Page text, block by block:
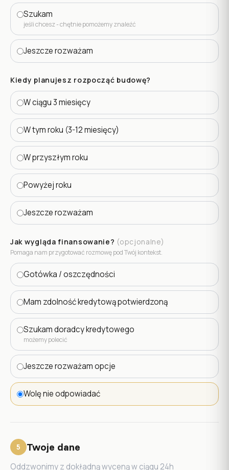
Szukam
jeśli chcesz - chętnie pomożemy znaleźć
Jeszcze rozważam
Kiedy planujesz rozpocząć budowę?
W ciągu 3 miesięcy
W tym roku (3-12 miesięcy)
W przyszłym roku
Powyżej roku
Jeszcze rozważam
Jak wygląda finansowanie? (opcjonalne)
Pomaga nam przygotować rozmowę pod Twój kontekst.
Gotówka / oszczędności
Mam zdolność kredytową potwierdzoną
Szukam doradcy kredytowego
możemy polecić
Jeszcze rozważam opcje
Wolę nie odpowiadać
5 Twoje dane
Oddzwonimy z dokładną wyceną w ciągu 24h